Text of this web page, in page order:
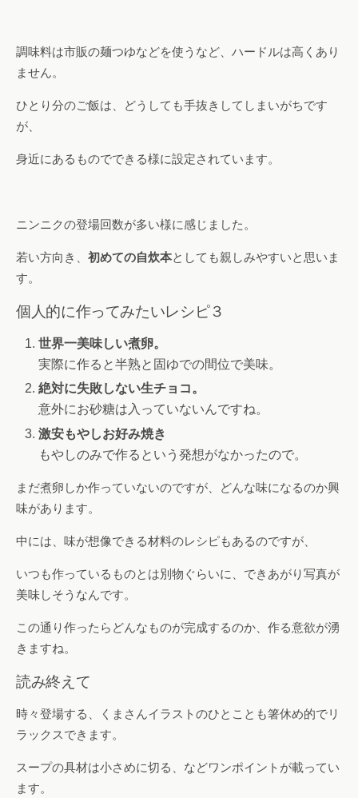
調味料は市販の麺つゆなどを使うなど、ハードルは高くあり
ません。
ひとり分のご飯は、どうしても手抜きしてしまいがちです
が、
身近にあるものでできる様に設定されています。
ニンニクの登場回数が多い様に感じました。
若い方向き、 初めての自炊本としても親しみやすいと思いま
す。
個人的に作ってみたいレシピ３
世界一美味しい煮卵。
実際に作ると半熟と固ゆでの間位で美味。
絶対に失敗しない生チョコ。
意外にお砂糖は入っていないんですね。
激安もやしお好み焼き
もやしのみで作るという発想がなかったので。
まだ煮卵しか作っていないのですが、どんな味になるのか興
味があります。
中には、味が想像できる材料のレシピもあるのですが、
いつも作っているものとは別物ぐらいに、できあがり写真が
美味しそうなんです。
この通り作ったらどんなものが完成するのか、作る意欲が湧
きますね。
読み終えて
時々登場する、くまさんイラストのひとことも箸休め的でリ
ラックスできます。
スープの具材は小さめに切る、などワンポイントが載ってい
ます。